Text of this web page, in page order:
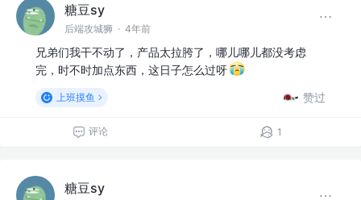
糖豆sy
后端攻城狮 · 4年前
兄弟们我干不动了，产品太拉胯了，哪儿哪儿都没考虑
完，时不时加点东西，这日子怎么过呀
上班摸鱼 赞过
评论 1
糖豆sy